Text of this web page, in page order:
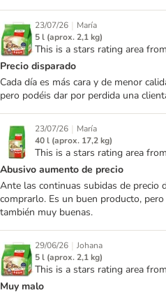
23/07/26 | María
5 l (aprox. 2,1 kg)
This is a stars rating area
Precio disparado
Cada día es más cara y de menor
pero podéis dar por perdida una
23/07/26 | María
40 l (aprox. 17,2 kg)
This is a stars rating area
Abusivo aumento de precio
Ante las continuas subidas de precio
comprarlo. Es un buen producto,
también muy buenas.
29/06/26 | Johana
5 l (aprox. 2,1 kg)
This is a stars rating area
Muy malo